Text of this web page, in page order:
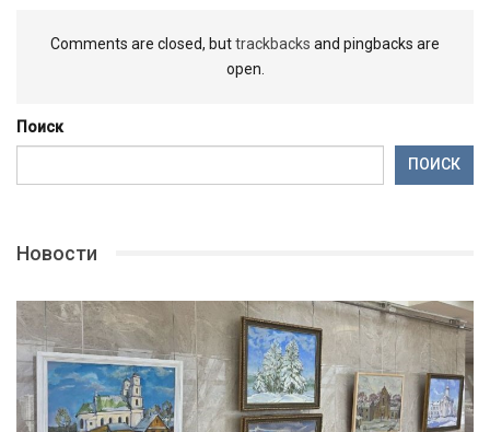
Comments are closed, buttrackbacks and pingbacks are
open.
Поиск
ПОИСК
Новости